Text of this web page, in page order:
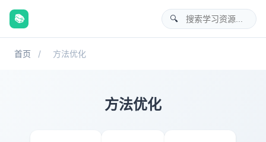
📚
首页 / 方法优化
方法优化